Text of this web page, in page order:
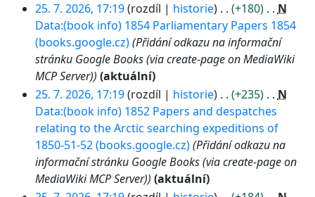
25. 7. 2026, 17:19 rozdíl historie +180
N
Data:(book info) 1854 Parliamentary Papers 1854
(books.google.cz) Přidání odkazu na informační
stránku Google Books (via create-page on MediaWiki
MCP Server)
aktuální
25. 7. 2026, 17:19 rozdíl historie +235
N
Data:(book info) 1852 Papers and despatches
relating to the Arctic searching expeditions of
1850-51-52 (books.google.cz) Přidání odkazu na
informační stránku Google Books (via create-page on
MediaWiki MCP Server)
aktuální